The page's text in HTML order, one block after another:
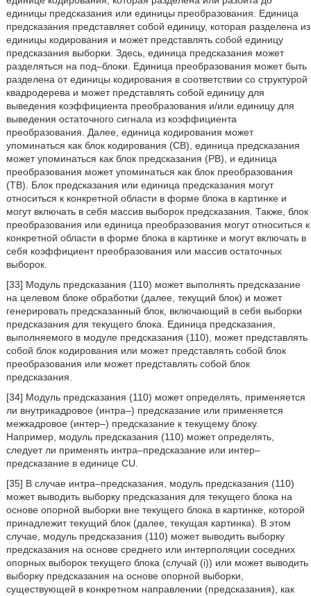
единицы предсказания или единицы преобразования. Единица
предсказания представляет собой единицу, которая разделена из
единицы кодирования и может представлять собой единицу
предсказания выборки. Здесь, единица предсказания может
разделяться на под–блоки. Единица преобразования может быть
разделена от единицы кодирования в соответствии со структурой
квадродерева и может представлять собой единицу для
выведения коэффициента преобразования и/или единицу для
выведения остаточного сигнала из коэффициента
преобразования. Далее, единица кодирования может
упоминаться как блок кодирования (CB), единица предсказания
может упоминаться как блок предсказания (PB), и единица
преобразования может упоминаться как блок преобразования
(TB). Блок предсказания или единица предсказания могут
относиться к конкретной области в форме блока в картинке и
могут включать в себя массив выборок предсказания. Также, блок
преобразования или единица преобразования могут относиться к
конкретной области в форме блока в картинке и могут включать в
себя коэффициент преобразования или массив остаточных
выборок.
[33] Модуль предсказания (110) может выполнять предсказание
на целевом блоке обработки (далее, текущий блок) и может
генерировать предсказанный блок, включающий в себя выборки
предсказания для текущего блока. Единица предсказания,
выполняемого в модуле предсказания (110), может представлять
собой блок кодирования или может представлять собой блок
преобразования или может представлять собой блок
предсказания.
[34] Модуль предсказания (110) может определять, применяется
ли внутрикадровое (интра–) предсказание или применяется
межкадровое (интер–) предсказание к текущему блоку.
Например, модуль предсказания (110) может определять,
следует ли применять интра–предсказание или интер–
предсказание в единице CU.
[35] В случае интра–предсказания, модуль предсказания (110)
может выводить выборку предсказания для текущего блока на
основе опорной выборки вне текущего блока в картинке, которой
принадлежит текущий блок (далее, текущая картинка). В этом
случае, модуль предсказания (110) может выводить выборку
предсказания на основе среднего или интерполяции соседних
опорных выборок текущего блока (случай (i)) или может выводить
выборку предсказания на основе опорной выборки,
существующей в конкретном направлении (предсказания), как